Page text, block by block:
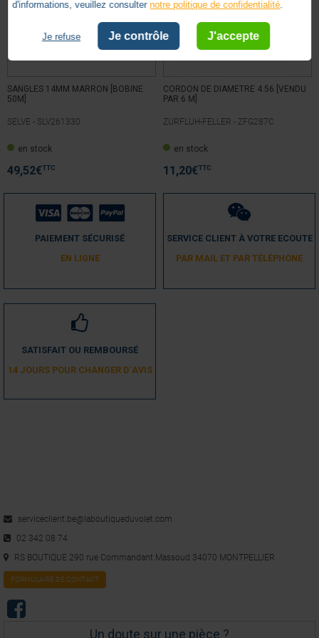
SANGLES 14MM MARRON [BOBINE
50M]
SELVE - SLV261330
en stock
49,52€TTC
CORDON DE DIAMETRE 4.56 [VENDU
PAR 6 M]
ZURFLUH-FELLER - ZFG287C
en stock
11,20€TTC
PAIEMENT SÉCURISÉ
EN LIGNE
SERVICE CLIENT À VOTRE ECOUTE
PAR MAIL ET PAR TÉLÉPHONE
SATISFAIT OU REMBOURSÉ
14 JOURS POUR CHANGER D´AVIS
serviceclient.be@laboutiqueduvolet.com
02 342 08 74
RS BOUTIQUE 290 rue Commandant Massoud 34070 MONTPELLIER
FORMULAIRE DE CONTACT
Un doute sur une pièce ?
d'informations, veuillez consulter notre politique de confidentialité.
Je refuse Je contrôle J'accepte